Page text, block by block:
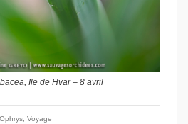
Ile de Hvar – 8 avril
Ophrys, Voyage